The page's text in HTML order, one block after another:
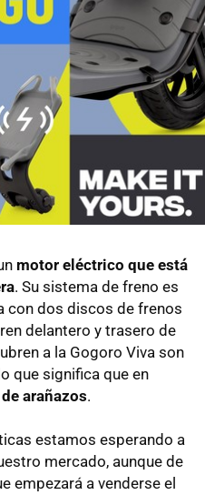
motor eléctrico que está
. Su sistema de freno es
con dos discos de frenos
delantero y trasero de
a la Gogoro Viva son
que significa que en
arañazos.
estamos esperando a
mercado, aunque de
empezará a venderse el